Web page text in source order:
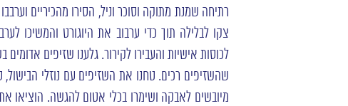
רתיחה שמנת מתוקה וסוכר וניל, הסירו מהכיריים
צקו לבלילה תוך כדי ערבוב את היוגורט והמשיכו
לכוסות אישיות והעבירו לקירור. גלענו שזיפים אדומים
שהשזיפים רכים. טחנו את השזיפים עם נוזלי הבישול,
מיובשים לאבקה ושימרו בכלי אטום להגשה. הוציאו